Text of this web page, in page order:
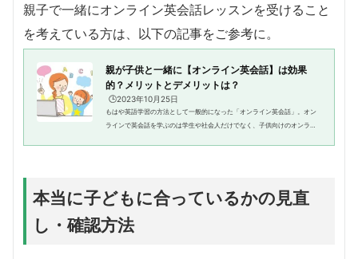
親子で一緒にオンライン英会話レッスンを受けること
を考えている方は、以下の記事をご参考に。
親が子供と一緒に【オンライン英会話】は効果
的？メリットとデメリットは？
🕒️2023年10月25日
もはや英語学習の方法として一般的になった「オンライン英会話」。オン
ラインで英会話を学ぶのは学生や社会人だけでなく、子供向けのオンライ
本当に子どもに合っているかの見直
し・確認方法